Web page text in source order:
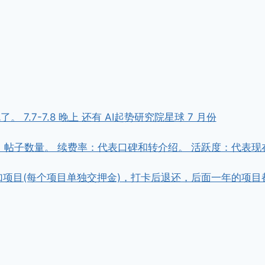
。 7.7-7.8 晚上 还有 AI起势研究院星球 7 月份
子数量。 续费率：代表口碑和转介绍。 活跃度：代表现
目(每个项目单独交押金)，打卡后退还，后面一年的项目